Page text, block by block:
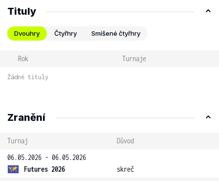
Tituly
Dvouhry Čtyřhry Smíšené čtyřhry
Rok Turnaje
Žádné tituly
Zranění
Turnaj
Důvod
06.05.2026 - 06.05.2026
Futures 2026
skreč